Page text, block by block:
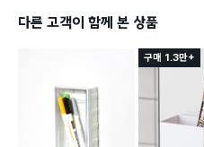
다른 고객이 함께 본 상품
구매 1.3만+